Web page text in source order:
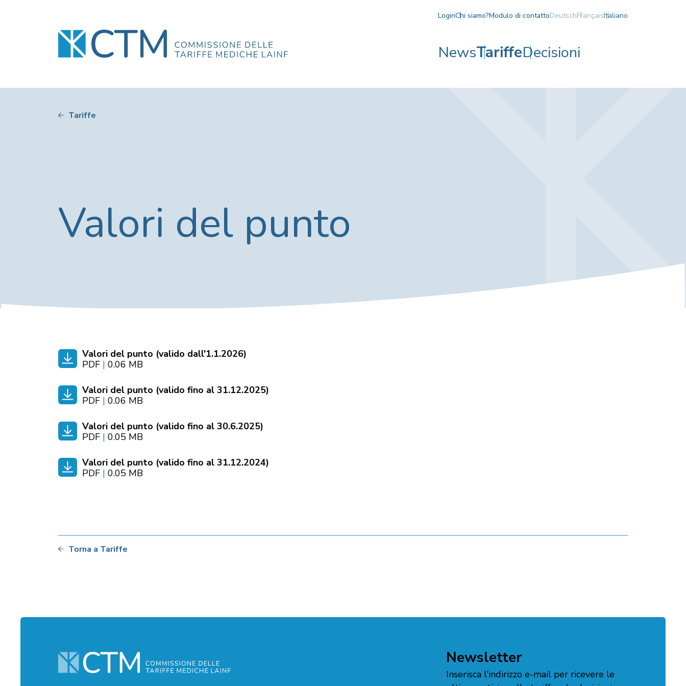
NewsTariffeDecisioni
LoginChi siamo?Modulo di contattoDeutschFrançaisItaliano
Tariffe
Valori del punto
Valori del punto (valido dall'1.1.2026)
PDF | 0.06 MB
Valori del punto (valido fino al 31.12.2025)
PDF | 0.06 MB
Valori del punto (valido fino al 30.6.2025)
PDF | 0.05 MB
Valori del punto (valido fino al 31.12.2024)
PDF | 0.05 MB
Torna a Tariffe
Newsletter
Inserisca l'indirizzo e-mail per ricevere le